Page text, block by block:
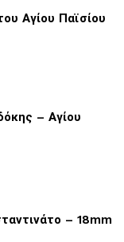
Αγίου Παϊσίου
– Αγίου
– 18mm